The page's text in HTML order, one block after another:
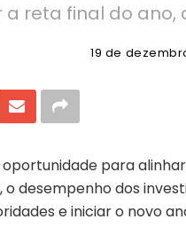
reta final do
19 de
para
desempenho dos
e iniciar o novo